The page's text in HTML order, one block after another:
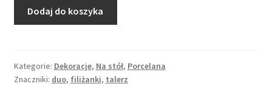
Filiżanka
Andenken",
niezapominajki
Dodaj do koszyka
Kategorie: Dekoracje, Na stół, Porcelana
Znaczniki: duo, filiżanki, talerz